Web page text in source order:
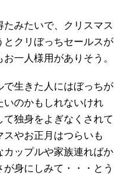
みたいで、クリスマス
クリぼっちセールスが
一人様用がありそう。
で生きた人にはぼっちが
のかもしれないけれ
独身をよぎなくされて
やお正月はつらいも
ップルや家族連ればか
身にしみて・・・とう